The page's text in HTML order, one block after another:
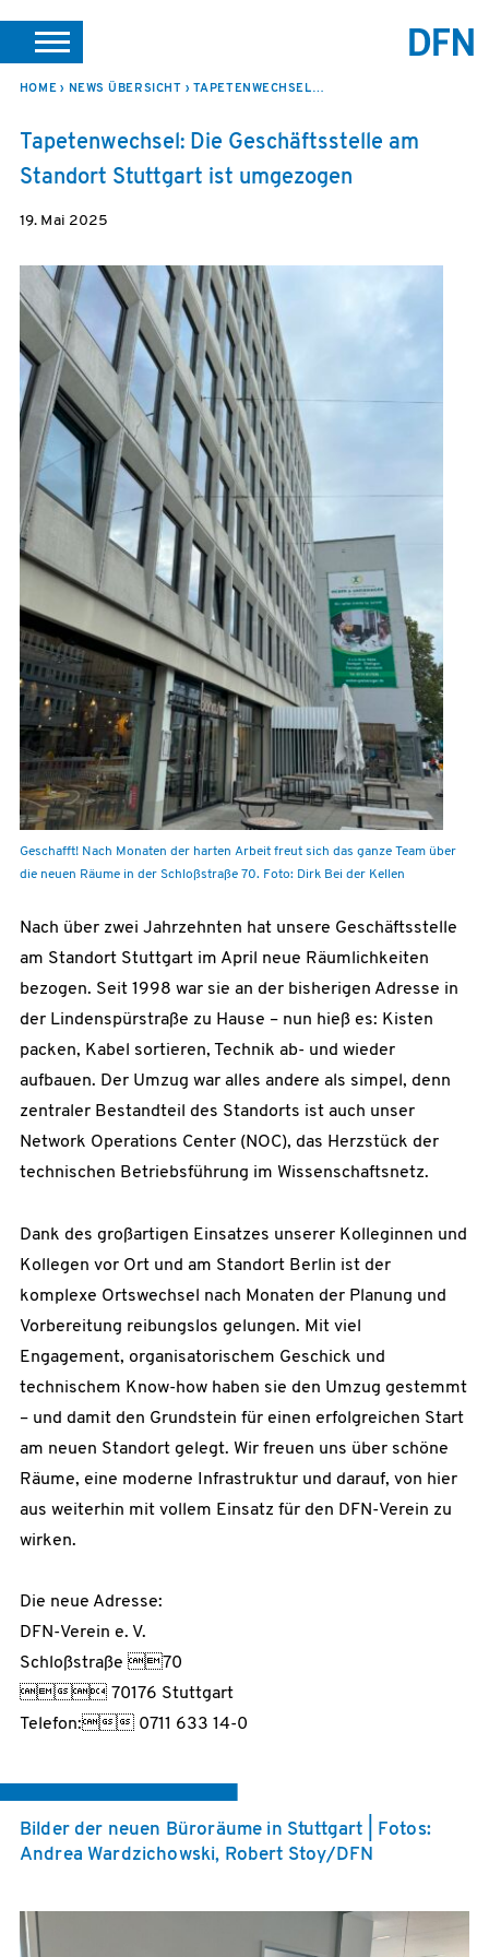
SUCHE PORTALE SUPPORT JOBS LEICHTE SPRACHE
VEREIN INTERN
HOME NEWS ÜBERSICHT TAPETENWECHSEL: DIE GESCHÄFTSSTELLE AM STANDORT STUTTGART IST UMGEZOGEN
Tapetenwechsel: Die Geschäftsstelle am
Standort Stuttgart ist umgezogen
19. Mai 2025
Geschafft! Nach Monaten der harten Arbeit freut sich das ganze Team über
die neuen Räume in der Schloßstraße 70. Foto: Dirk Bei der Kellen
Nach über zwei Jahrzehnten hat unsere Geschäftsstelle
am Standort Stuttgart im April neue Räumlichkeiten
bezogen. Seit ­1998 war sie an der bisherigen Adresse in
der Lindenspürstraße zu Hause – nun hieß es: Kisten
packen, Kabel sortieren, Technik ab- und wieder
aufbauen. Der Umzug war alles andere als simpel, denn
zentraler Bestandteil des Standorts ist auch unser
Network Operations Center (NOC), das Herzstück der
technischen Betriebsführung im Wissenschaftsnetz.
Dank des großartigen Einsatzes unserer Kolleginnen und
Kollegen vor Ort und am Standort Berlin ist der
komplexe Ortswechsel nach Monaten der Planung und
Vorbereitung reibungslos gelungen. Mit viel
Engagement, organisatorischem Geschick und
technischem Know-how haben sie den Umzug gestemmt
– und damit den Grundstein für einen erfolgreichen Start
am neuen Standort gelegt. Wir freuen uns über schöne
Räume, eine moderne Infrastruktur und darauf, von hier
aus weiterhin mit vollem Einsatz für den DFN-Verein zu
wirken.
Die neue Adresse:
DFN-Verein e. V.
Schloßstraße 70
 70176 Stuttgart
Telefon: 0711 633 14-0
Bilder der neuen Büroräume in Stuttgart | Fotos:
Andrea Wardzichowski, Robert Stoy/DFN